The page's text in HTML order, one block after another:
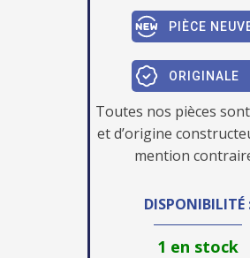
PIÈCE
ORIGINALE
Toutes nos pièces
et d’origine
mention
DISPONIBILITÉ
1 en stock